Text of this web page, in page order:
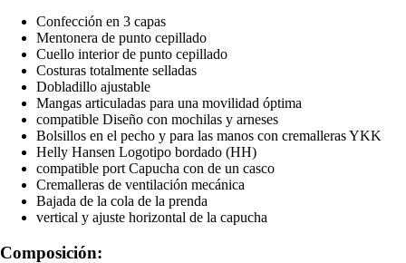
Confección en 3 capas
Mentonera de punto cepillado
Cuello interior de punto cepillado
Costuras totalmente selladas
Dobladillo ajustable
Mangas articuladas para una movilidad óptima
compatible Diseño con mochilas y arneses
Bolsillos en el pecho y para las manos con cremalleras YKK
Helly Hansen Logotipo bordado (HH)
compatible port Capucha con de un casco
Cremalleras de ventilación mecánica
Bajada de la cola de la prenda
vertical y ajuste horizontal de la capucha
Composición: